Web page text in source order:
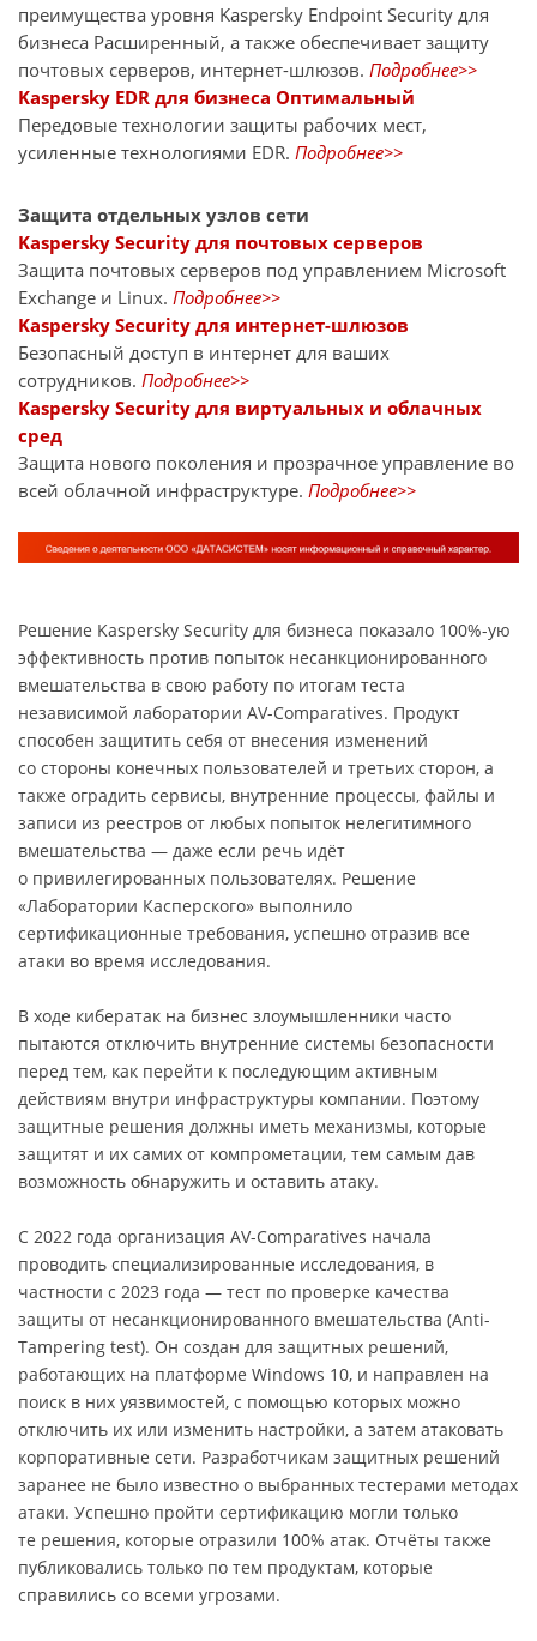
преимущества уровня Kaspersky Endpoint Security для
бизнеса Расширенный, а также обеспечивает защиту
почтовых серверов, интернет-шлюзов. Подробнее>>
Kaspersky EDR для бизнеса Оптимальный
Передовые технологии защиты рабочих мест,
усиленные технологиями EDR. Подробнее>>
Защита отдельных узлов сети
Kaspersky Security для почтовых серверов
Защита почтовых серверов под управлением Microsoft
Exchange и Linux. Подробнее>>
Kaspersky Security для интернет-шлюзов
Безопасный доступ в интернет для ваших
сотрудников. Подробнее>>
Kaspersky Security для виртуальных и облачных
сред
Защита нового поколения и прозрачное управление во
всей облачной инфраструктуре. Подробнее>>
Решение Kaspersky Security для бизнеса показало 100%-ую
эффективность против попыток несанкционированного
вмешательства в свою работу по итогам теста
независимой лаборатории AV-Comparatives. Продукт
способен защитить себя от внесения изменений
со стороны конечных пользователей и третьих сторон, а
также оградить сервисы, внутренние процессы, файлы и
записи из реестров от любых попыток нелегитимного
вмешательства — даже если речь идёт
о привилегированных пользователях. Решение
«Лаборатории Касперского» выполнило
сертификационные требования, успешно отразив все
атаки во время исследования.
В ходе кибератак на бизнес злоумышленники часто
пытаются отключить внутренние системы безопасности
перед тем, как перейти к последующим активным
действиям внутри инфраструктуры компании. Поэтому
защитные решения должны иметь механизмы, которые
защитят и их самих от компрометации, тем самым дав
возможность обнаружить и оставить атаку.
С 2022 года организация AV-Comparatives начала
проводить специализированные исследования, в
частности с 2023 года — тест по проверке качества
защиты от несанкционированного вмешательства (Anti-
Tampering test). Он создан для защитных решений,
работающих на платформе Windows 10, и направлен на
поиск в них уязвимостей, с помощью которых можно
отключить их или изменить настройки, а затем атаковать
корпоративные сети. Разработчикам защитных решений
заранее не было известно о выбранных тестерами методах
атаки. Успешно пройти сертификацию могли только
те решения, которые отразили 100% атак. Отчёты также
публиковались только по тем продуктам, которые
справились со всеми угрозами.